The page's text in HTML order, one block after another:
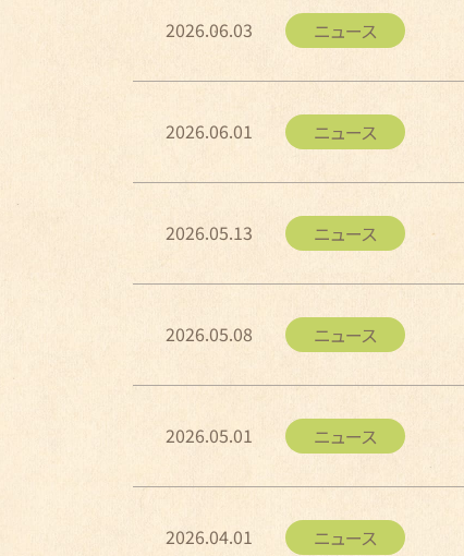
2026.06.03 ニュース
2026.06.01 ニュース
2026.05.13 ニュース
2026.05.08 ニュース
2026.05.01 ニュース
2026.04.01 ニュース